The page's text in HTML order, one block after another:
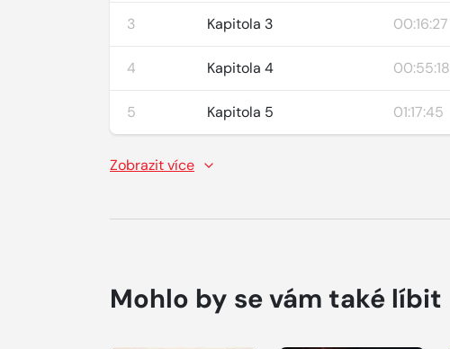
3 Kapitola 3 00:16:27
4 Kapitola 4 00:55:18
5 Kapitola 5 01:17:45
Zobrazit více
Mohlo by se vám také líbit